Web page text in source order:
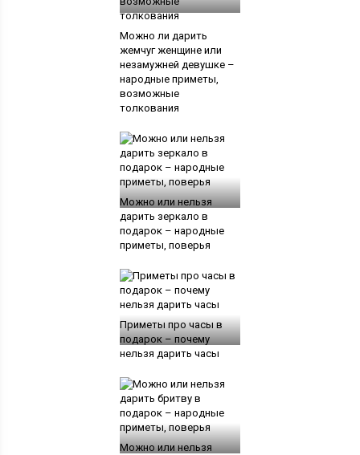
Можно ли дарить
жемчуг женщине или
незамужней девушке –
народные приметы,
возможные
толкования
Можно или нельзя
дарить зеркало в
подарок – народные
приметы, поверья
Приметы про часы в
подарок – почему
нельзя дарить часы
Можно или нельзя